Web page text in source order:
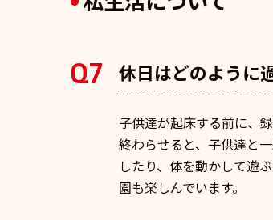
Q7 休日はどのように
子供達が起床する前に、
終わらせると、子供達と
したり、体を動かして遊
園も楽しんでいます。